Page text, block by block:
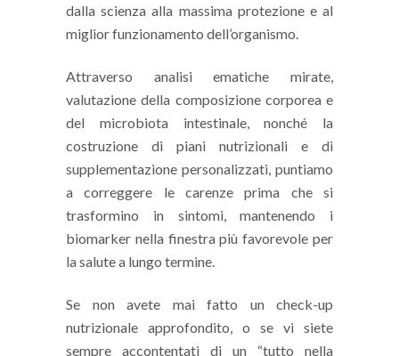
dalla scienza alla massima protezione e al
miglior funzionamento dell’organismo.
Attraverso analisi ematiche mirate,
valutazione della composizione corporea e
del microbiota intestinale, nonché la
costruzione di piani nutrizionali e di
supplementazione personalizzati, puntiamo
a correggere le carenze prima che si
trasformino in sintomi, mantenendo i
biomarker nella finestra più favorevole per
la salute a lungo termine.
Se non avete mai fatto un check-up
nutrizionale approfondito, o se vi siete
sempre accontentati di un “tutto nella